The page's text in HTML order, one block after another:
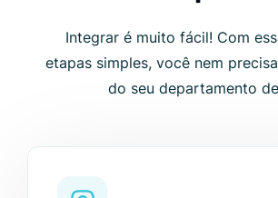
Integrar é muito fácil! Com
etapas simples, você nem
do seu departamento